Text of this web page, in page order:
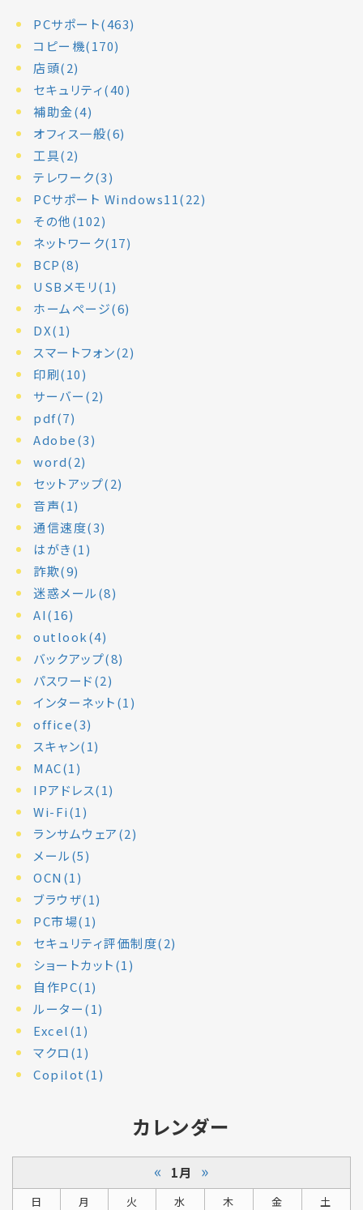
PCサポート(463)
コピー機(170)
店頭(2)
セキュリティ(40)
補助金(4)
オフィス一般(6)
工具(2)
テレワーク(3)
PCサポート Windows11(22)
その他(102)
ネットワーク(17)
BCP(8)
USBメモリ(1)
ホームページ(6)
DX(1)
スマートフォン(2)
印刷(10)
サーバー(2)
pdf(7)
Adobe(3)
word(2)
セットアップ(2)
音声(1)
通信速度(3)
はがき(1)
詐欺(9)
迷惑メール(8)
AI(16)
outlook(4)
バックアップ(8)
パスワード(2)
インターネット(1)
office(3)
スキャン(1)
MAC(1)
IPアドレス(1)
Wi-Fi(1)
ランサムウェア(2)
メール(5)
OCN(1)
ブラウザ(1)
PC市場(1)
セキュリティ評価制度(2)
ショートカット(1)
自作PC(1)
ルーター(1)
Excel(1)
マクロ(1)
Copilot(1)
カレンダー
« 1月 »
日 月 火 水 木 金
土